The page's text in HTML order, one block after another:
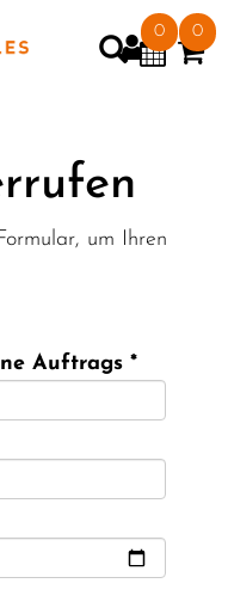
0 0
um Ihren
Auftrags *